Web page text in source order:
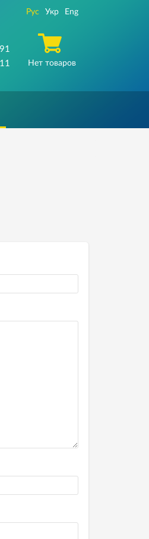
Рус Укр Eng
Нет товаров